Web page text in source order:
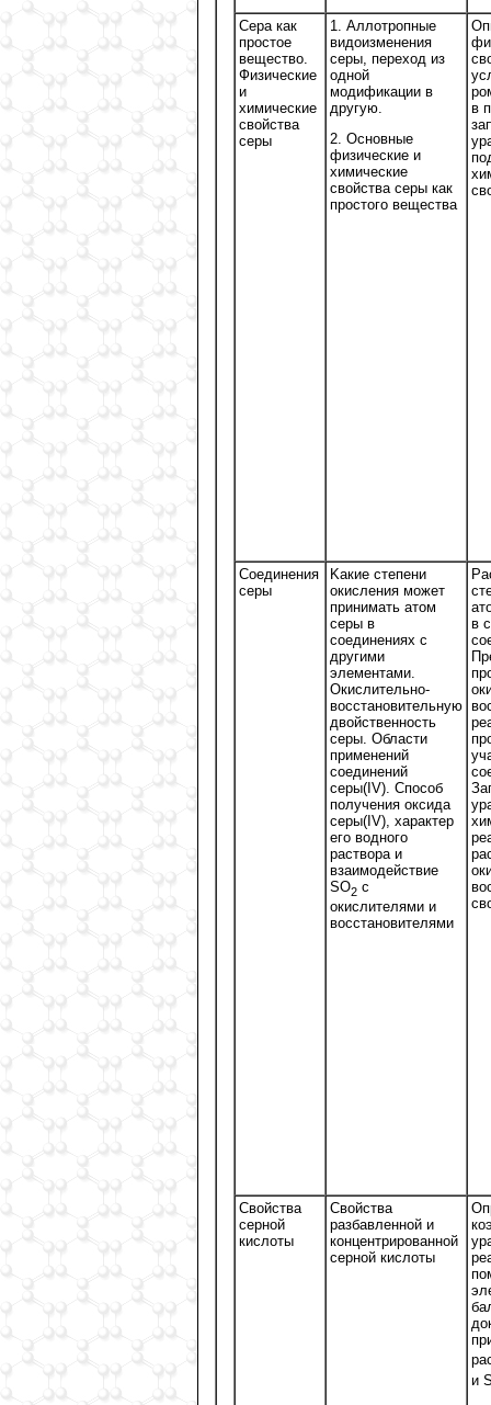
Сера как
простое
вещество.
Физические
и
химические
свойства
серы
1. Аллотропные
видоизменения
серы, переход из
одной
модификации в
другую.
2. Основные
физические и
химические
свойства серы как
простого вещества
в
Соединения
серы
Kакие степени
окисления может
принимать атом
серы в
соединениях с
другими
элементами.
Окислительно-
восстановительную
двойственность
серы. Области
применений
соединений
серы(IV). Способ
получения оксида
серы(IV), характер
его водного
раствора и
взаимодействие
SO2 c
окислителями и
восстановителями
в
Свойства
серной
кислоты
Свойства
разбавленной и
концентрированной
серной кислоты
и